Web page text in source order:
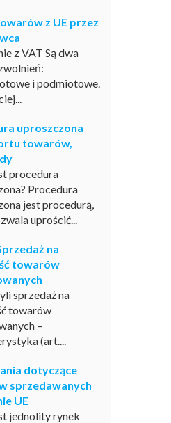
z UE przez
z VAT Są dwa
i podmiotowe.
uproszczona
towarów,
procedura
Procedura
jest procedurą,
uprościć...
na
towarów
sprzedaż na
towarów
–
(art....
dotyczące
sprzedawanych
UE
jednolity rynek